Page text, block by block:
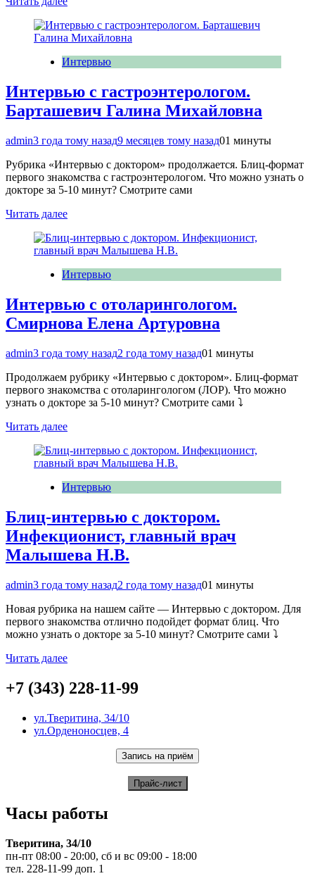
Интервью
Интервью с гастроэнтерологом.
Барташевич Галина Михайловна
admin3 года тому назад9 месяцев тому назад01 минуты
Рубрика «Интервью с доктором» продолжается. Блиц-формат
первого знакомства с гастроэнтерологом. Что можно узнать о
докторе за 5-10 минут? Смотрите сами
Читать далее
Интервью
Интервью с отоларингологом.
Смирнова Елена Артуровна
admin3 года тому назад2 года тому назад01 минуты
Продолжаем рубрику «Интервью с доктором». Блиц-формат
первого знакомства с отоларингологом (ЛОР). Что можно
узнать о докторе за 5-10 минут? Смотрите сами ⤵️
Читать далее
Интервью
Блиц-интервью с доктором.
Инфекционист, главный врач
Малышева Н.В.
admin3 года тому назад2 года тому назад01 минуты
Новая рубрика на нашем сайте — Интервью с доктором. Для
первого знакомства отлично подойдет формат блиц. Что
можно узнать о докторе за 5-10 минут? Смотрите сами ⤵️
Читать далее
+7 (343) 228-11-99
ул.Тверитина, 34/10
ул.Орденоносцев, 4
Часы работы
Тверитина, 34/10
пн-пт 08:00 - 20:00, сб и вс 09:00 - 18:00
тел. 228-11-99 доп. 1